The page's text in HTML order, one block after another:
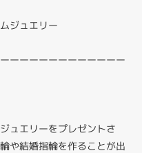
ジュエリー
ーーーーーーーーーーーー
ュエリーをプレゼントさ
や結婚指輪を作ることが出